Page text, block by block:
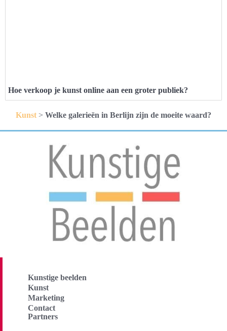
Hoe verkoop je kunst online aan een groter publiek?
Kunst > Welke galerieën in Berlijn zijn de moeite waard?
Kunstige beelden
Kunst
Marketing
Contact
Partners